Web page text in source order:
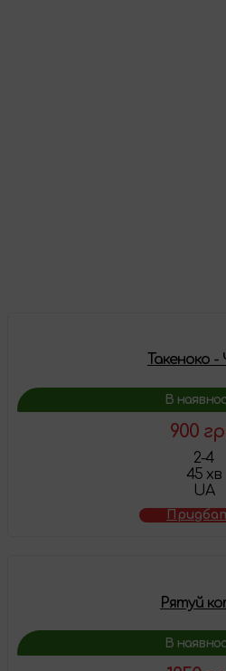
Такеноко -
В
900
2-4
45 хв
UA
Рятуй
В